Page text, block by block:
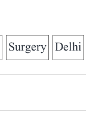
Delhi
Surgery